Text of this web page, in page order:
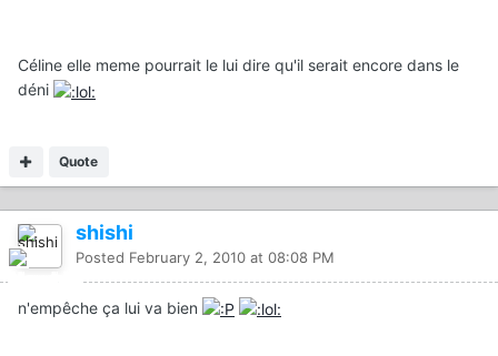
Céline elle meme pourrait le lui dire qu'il serait encore dans le
déni
Quote
shishi
Posted February 2, 2010 at 08:08 PM
n'empêche ça lui va bien